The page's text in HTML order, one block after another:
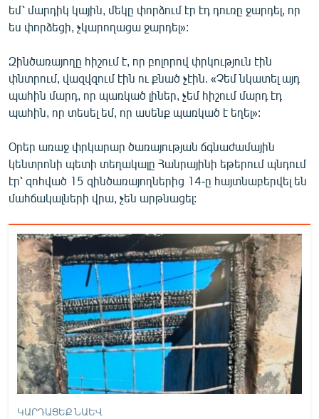
եմ՝ մարդիկ կային, մեկը փորձում էր էդ դուռը ջարդել, որ
ես փորձեցի, չկարողացա ջարդել»:
Զինծառայողը հիշում է, որ բոլորով փրկություն էին
փնտրում, վազվզում էին ու քնած չէին. «Չեմ նկատել այդ
պահին մարդ, որ պառկած լիներ, չեմ հիշում մարդ էդ
պահին, որ տեսել եմ, որ ասենք պառկած է եղել»:
Օրեր առաջ փրկարար ծառայության ճգնաժամային
կենտրոնի պետի տեղակալը Հանրայինի եթերում պնդում
էր՝ զոհված 15 զինծառայողներից 14-ը հայտնաբերվել են
մահճակալների վրա, չեն արթնացել:
ԿԱՐԴԱՑԵՔ ՆԱԵՎ